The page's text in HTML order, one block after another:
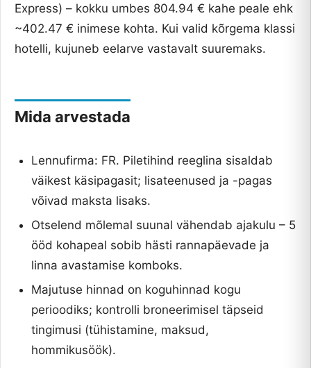
Express) – kokku umbes 804.94 € kahe peale ehk
~402.47 € inimese kohta. Kui valid kõrgema klassi
hotelli, kujuneb eelarve vastavalt suuremaks.
Mida arvestada
Lennufirma: FR. Piletihind reeglina sisaldab
väikest käsipagasit; lisateenused ja -pagas
võivad maksta lisaks.
Otselend mõlemal suunal vähendab ajakulu – 5
ööd kohapeal sobib hästi rannapäevade ja
linna avastamise komboks.
Majutuse hinnad on koguhinnad kogu
perioodiks; kontrolli broneerimisel täpseid
tingimusi (tühistamine, maksud,
hommikusöök).